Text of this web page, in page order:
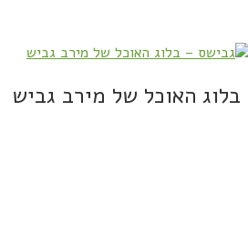
בלוג האוכל של מירב גביש